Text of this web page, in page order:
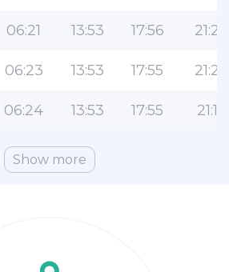
06:21 13:53 17:56 21:22
06:23 13:53 17:55 21:20
06:24 13:53 17:55 21:18
Show more